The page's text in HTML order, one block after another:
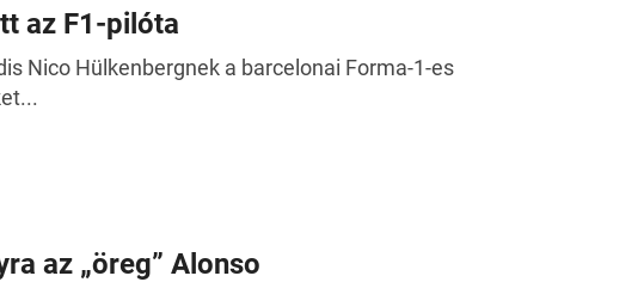
az F1-pilóta
Nico Hülkenbergnek a barcelonai Forma-1-es
az „öreg” Alonso